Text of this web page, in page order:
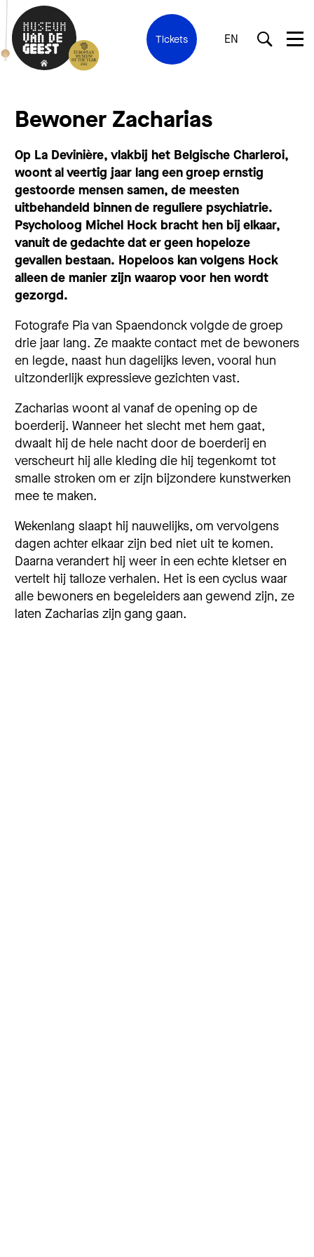
Tickets EN
Bewoner Zacharias
Op La Devinière, vlakbij het Belgische Charleroi,
woont al veertig jaar lang een groep ernstig
gestoorde mensen samen, de meesten
uitbehandeld binnen de reguliere psychiatrie.
Psycholoog Michel Hock bracht hen bij elkaar,
vanuit de gedachte dat er geen hopeloze
gevallen bestaan. Hopeloos kan volgens Hock
alleen de manier zijn waarop voor hen wordt
gezorgd.
Fotografe Pia van Spaendonck volgde de groep
drie jaar lang. Ze maakte contact met de bewoners
en legde, naast hun dagelijks leven, vooral hun
uitzonderlijk expressieve gezichten vast.
Zacharias woont al vanaf de opening op de
boerderij. Wanneer het slecht met hem gaat,
dwaalt hij de hele nacht door de boerderij en
verscheurt hij alle kleding die hij tegenkomt tot
smalle stroken om er zijn bijzondere kunstwerken
mee te maken.
Wekenlang slaapt hij nauwelijks, om vervolgens
dagen achter elkaar zijn bed niet uit te komen.
Daarna verandert hij weer in een echte kletser en
vertelt hij talloze verhalen. Het is een cyclus waar
alle bewoners en begeleiders aan gewend zijn, ze
laten Zacharias zijn gang gaan.